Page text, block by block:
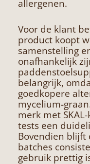
allergenen.
Voor de klant
product koopt
samenstelling
onafhankelijk
belangrijk,
goedkopere
mycelium-
merk met
tests een
Bovendien blijft
batches
gebruik prettig